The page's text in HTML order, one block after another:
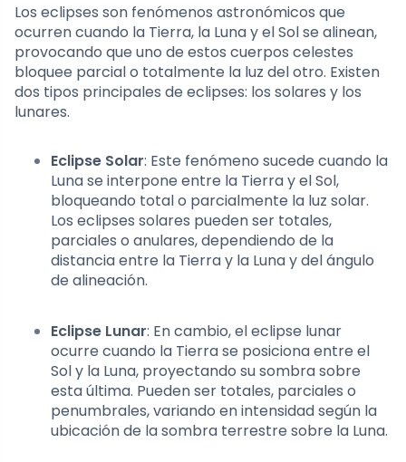
Los eclipses son fenómenos astronómicos que
ocurren cuando la Tierra, la Luna y el Sol se alinean,
provocando que uno de estos cuerpos celestes
bloquee parcial o totalmente la luz del otro. Existen
dos tipos principales de eclipses: los solares y los
lunares.
Eclipse Solar: Este fenómeno sucede cuando la
Luna se interpone entre la Tierra y el Sol,
bloqueando total o parcialmente la luz solar.
Los eclipses solares pueden ser totales,
parciales o anulares, dependiendo de la
distancia entre la Tierra y la Luna y del ángulo
de alineación.
Eclipse Lunar: En cambio, el eclipse lunar
ocurre cuando la Tierra se posiciona entre el
Sol y la Luna, proyectando su sombra sobre
esta última. Pueden ser totales, parciales o
penumbrales, variando en intensidad según la
ubicación de la sombra terrestre sobre la Luna.